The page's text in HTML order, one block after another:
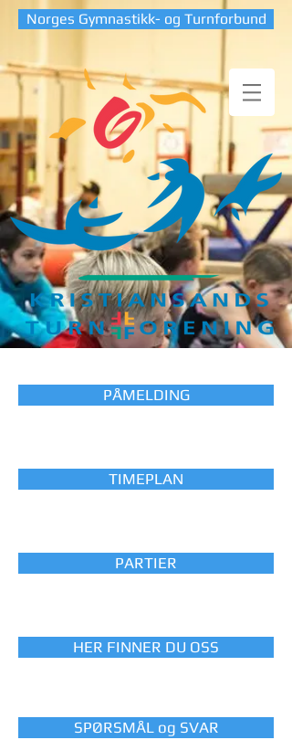
Norges Gymnastikk- og Turnforbund
PÅMELDING
TIMEPLAN
PARTIER
HER FINNER DU OSS
SPØRSMÅL og SVAR